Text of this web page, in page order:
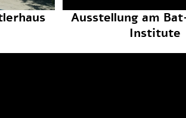
Ausstellung am
Institute